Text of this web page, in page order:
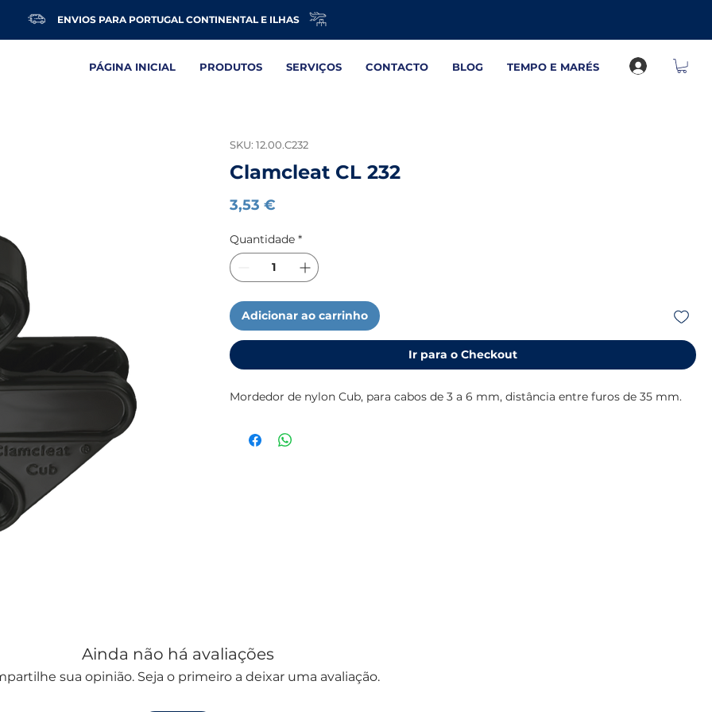
ENVIOS PARA PORTUGAL CONTINENTAL E ILHAS
PÁGINA INICIAL PRODUTOS SERVIÇOS CONTACTO BLOG TEMPO E MARÉS
SKU: 12.00.C232
Clamcleat CL 232
3,53 €
Quantidade *
Adicionar ao carrinho
Ir para o Checkout
Mordedor de nylon Cub, para cabos de 3 a 6 mm, distância entre furos de 35 mm.
Ainda não há avaliações
sua opinião. Seja o primeiro a deixar uma avaliação.